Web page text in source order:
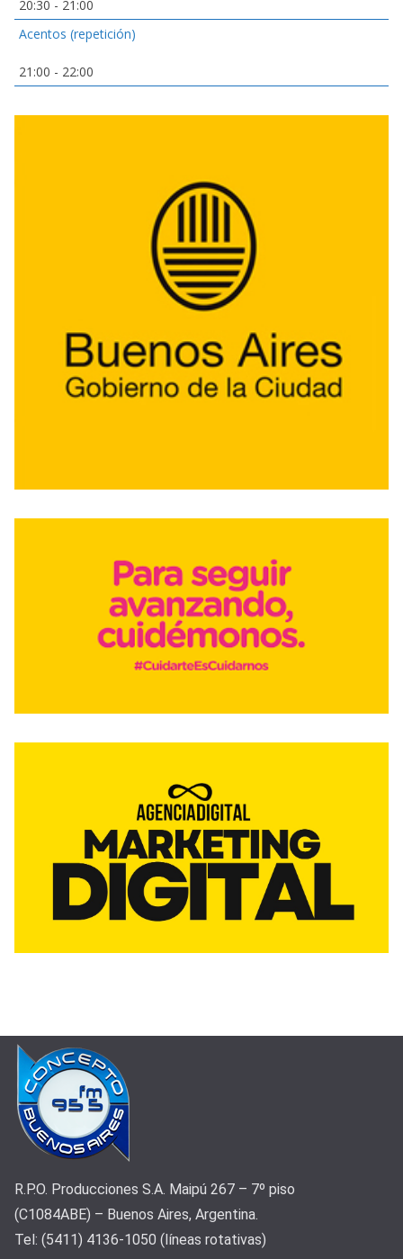
20:30 - 21:00
Acentos (repetición)
21:00 - 22:00
R.P.O. Producciones S.A. Maipú 267 – 7º piso
(C1084ABE) – Buenos Aires, Argentina.
Tel: (5411) 4136-1050 (líneas rotativas)